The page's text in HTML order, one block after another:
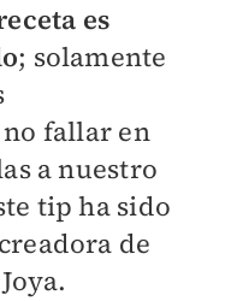
es
; solamente
fallar en
a nuestro
tip ha sido
de